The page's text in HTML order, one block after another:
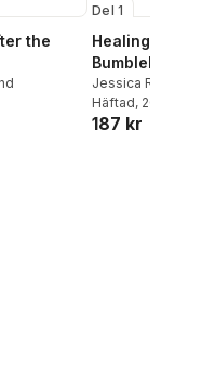
the
Del 1
Healing
Bumblebee
Jessica Redland
Häftad, 2023
187 kr